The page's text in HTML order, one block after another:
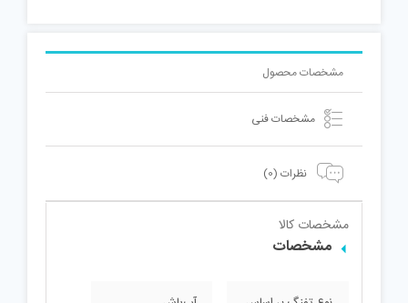
مشخصات محصول
مشخصات فنی
نظرات (0)
مشخصات کالا
مشخصات